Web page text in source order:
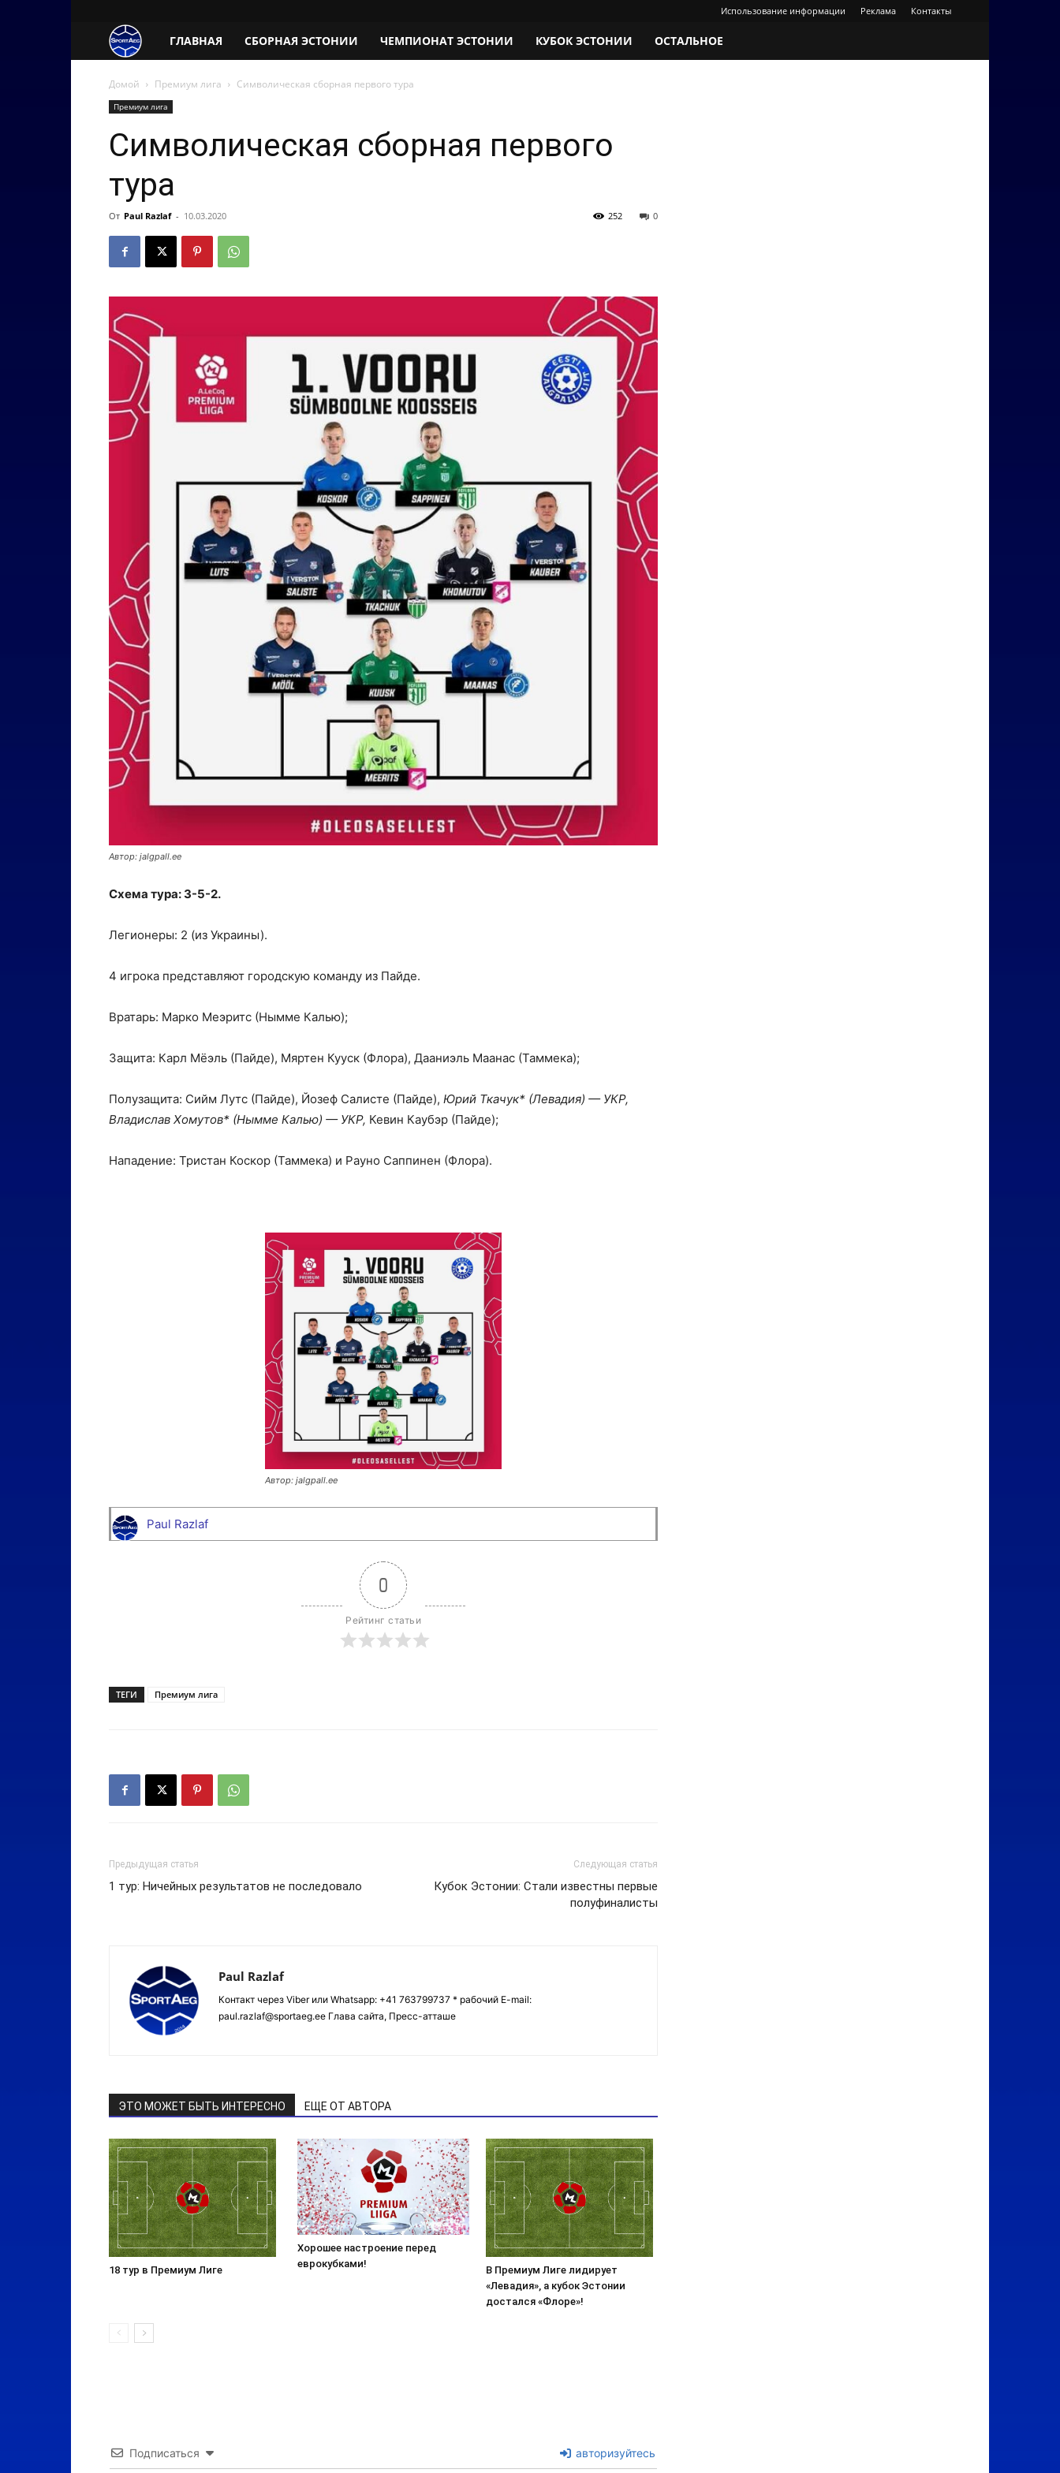
Использование информации Реклама Контакты
SportAeg.EE
ГЛАВНАЯ СБОРНАЯ ЭСТОНИИ ЧЕМПИОНАТ ЭСТОНИИ КУБОК ЭСТОНИИ ОСТАЛЬНОЕ
Домой Премиум лига Символическая сборная первого тура
Премиум лига
Символическая сборная первого
тура
От Paul Razlaf - 10.03.2020 0
252
Автор: jalgpall.ee
Схема тура: 3-5-2.
Легионеры: 2 (из Украины).
4 игрока представляют городскую команду из Пайде.
Вратарь: Марко Меэритс (Нымме Калью);
Защита: Карл Мёэль (Пайде), Мяртен Кууск (Флора), Дааниэль Маанас (Таммека);
Полузащита: Сийм Лутс (Пайде), Йозеф Салисте (Пайде), Юрий Ткачук* (Левадия) — УКР,
Владислав Хомутов* (Нымме Калью) — УКР, Кевин Каубэр (Пайде);
Нападение: Тристан Коскор (Таммека) и Рауно Саппинен (Флора).
Автор: jalgpall.ee
Paul Razlaf
0
Рейтинг статьи
ТЕГИ Премиум лига
Предыдущая статья
1 тур: Ничейных результатов не последовало
Следующая статья
Кубок Эстонии: Стали известны первые
полуфиналисты
Paul Razlaf
Контакт через Viber или Whatsapp: +41 763799737 * рабочий E-mail:
paul.razlaf@sportaeg.ee Глава сайта, Пресс-атташе
ЭТО МОЖЕТ БЫТЬ ИНТЕРЕСНО ЕЩЕ ОТ АВТОРА
18 тур в Премиум Лиге
Хорошее настроение перед
еврокубками!
В Премиум Лиге лидирует
«Левадия», а кубок Эстонии
достался «Флоре»!
Подписаться авторизуйтесь